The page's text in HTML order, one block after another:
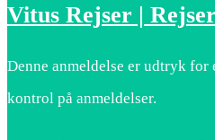
Vitus Rejser |
Denne anmeldelse er udtryk
kontrol på anmeldelser.